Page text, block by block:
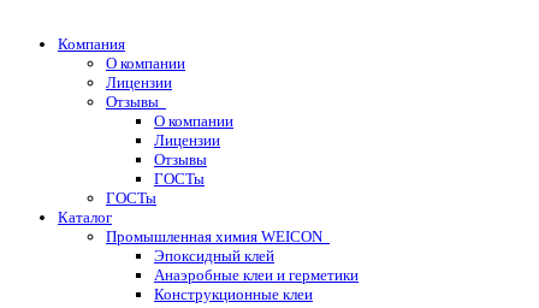
Компания
О компании
Лицензии
Отзывы
О компании
Лицензии
Отзывы
ГОСТы
ГОСТы
Каталог
Промышленная химия WEICON
Эпоксидный клей
Анаэробные клеи и герметики
Конструкционные клеи